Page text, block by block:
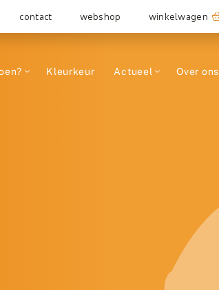
contact webshop winkelwagen
Kleurkeur Actueel Over ons